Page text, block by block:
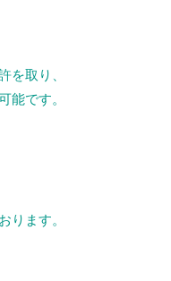
を取り、
能です。
ります。